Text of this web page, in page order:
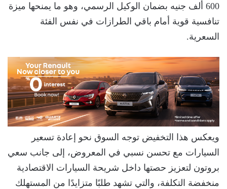
600 ألف جنيه بضمان الوكيل الرسمي، وهو ما يمنحها ميزة
تنافسية قوية أمام باقي الطرازات في نفس الفئة
السعرية.
ويعكس هذا التخفيض توجه السوق نحو إعادة تسعير
السيارات مع تحسن نسبي في المعروض، إلى جانب سعي
بروتون لتعزيز حصتها داخل شريحة السيارات الاقتصادية
منخفضة التكلفة، والتي تشهد طلبًا متزايدًا من المستهلك